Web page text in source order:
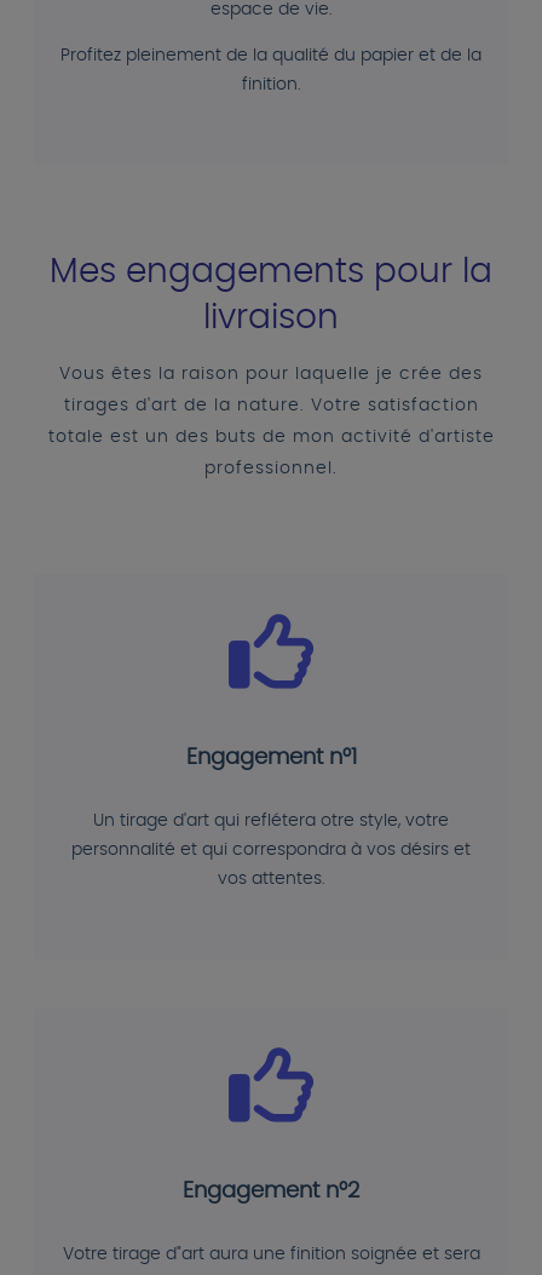
espace de vie.
Profitez pleinement de la qualité du papier et de la
finition.
Mes engagements pour la
livraison
Vous êtes la raison pour laquelle je crée des
tirages d'art de la nature. Votre satisfaction
totale est un des buts de mon activité d'artiste
professionnel.
Engagement n°1
Un tirage d'art qui reflétera otre style, votre
personnalité et qui correspondra à vos désirs et
vos attentes.
Engagement n°2
Votre tirage d"art aura une finition soignée et sera